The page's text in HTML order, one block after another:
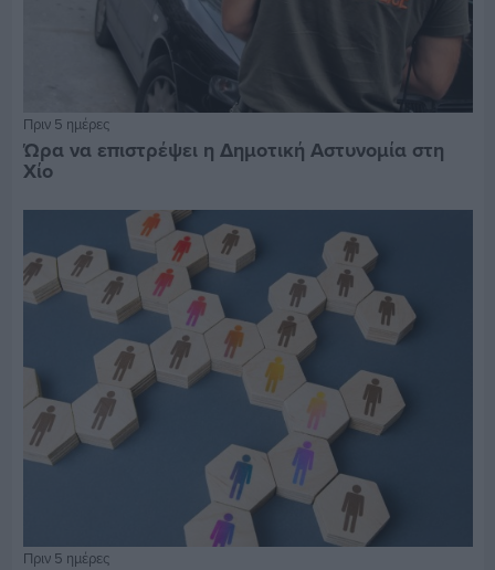
Πριν 5 ημέρες
Ώρα να επιστρέψει η Δημοτική Αστυνομία στη
Χίο
Πριν 5 ημέρες